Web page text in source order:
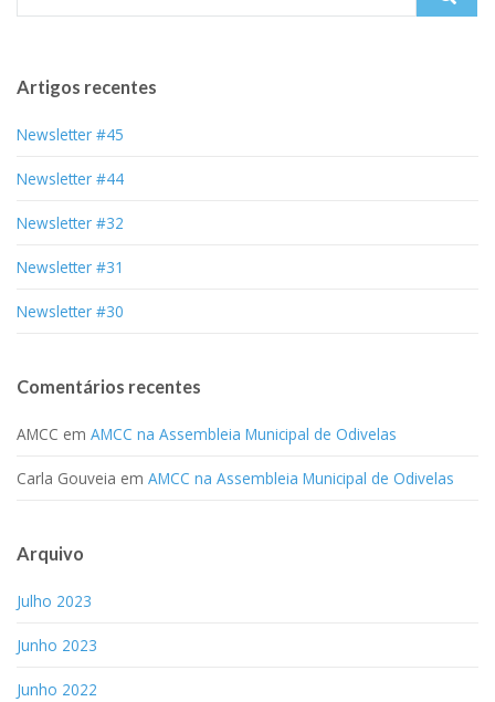
Artigos recentes
Newsletter #45
Newsletter #44
Newsletter #32
Newsletter #31
Newsletter #30
Comentários recentes
AMCC em AMCC na Assembleia Municipal de Odivelas
Carla Gouveia em AMCC na Assembleia Municipal de Odivelas
Arquivo
Julho 2023
Junho 2023
Junho 2022